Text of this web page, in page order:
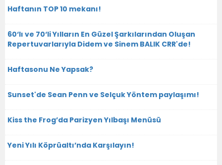
Haftanın TOP 10 mekanı!
60‘lı ve 70‘li Yılların En Güzel Şarkılarından Oluşan
Repertuvarlarıyla Didem ve Sinem BALIK CRR'de!
Haftasonu Ne Yapsak?
Sunset'de Sean Penn ve Selçuk Yöntem paylaşımı!
Kiss the Frog’da Parizyen Yılbaşı Menüsü
Yeni Yılı Köprüaltı’nda Karşılayın!